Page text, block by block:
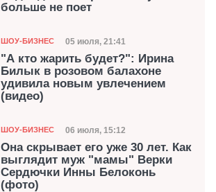
больше не поет
Категория
ШОУ-БИЗНЕС Дата публикации
05 июля, 21:41
"А кто жарить будет?": Ирина
Билык в розовом балахоне
удивила новым увлечением
(видео)
Категория
ШОУ-БИЗНЕС Дата публикации
06 июля, 15:12
Она скрывает его уже 30 лет. Как
выглядит муж "мамы" Верки
Сердючки Инны Белоконь
(фото)